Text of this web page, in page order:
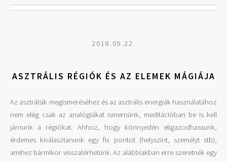
2018.09.22.
ASZTRÁLIS RÉGIÓK ÉS AZ ELEMEK MÁGIÁJA
Az asztrálsík megismeréséhez és az asztrális energiák használatához
nem elég csak az analógiákat ismernünk, meditációban be is kell
járnunk a régiókat. Ahhoz, hogy könnyedén eligazodhassunk,
érdemes kiválasztanunk egy fix pontot (helyszínt, személyt stb),
amihez bármikor visszatérhetünk. Az alábbiakban erre szeretnék egy